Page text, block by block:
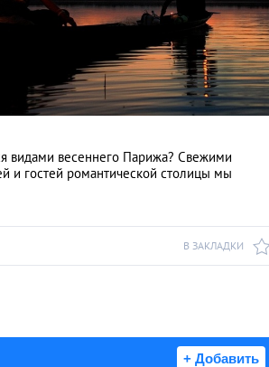
видами весеннего Парижа? Свежими
и гостей романтической столицы мы
В ЗАКЛАДКИ
+ Добавить